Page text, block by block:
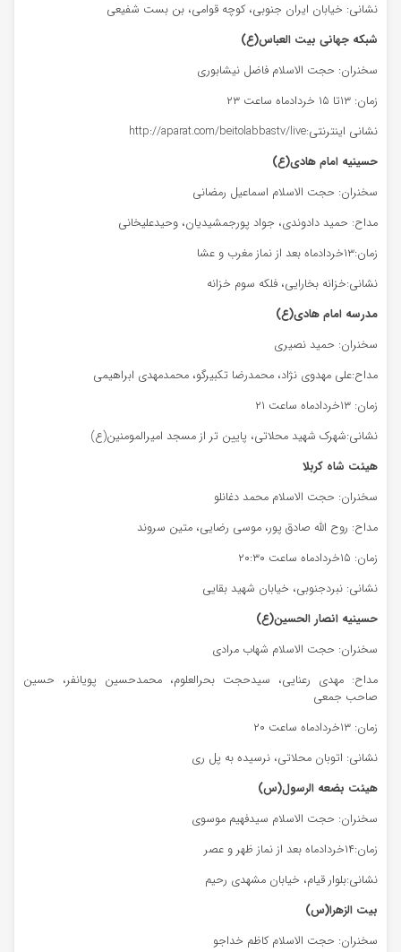
نشانی: خیابان ایران جنوبی، کوچه قوامی، بن بست شفیعی
شبکه جهانی بیت العباس(ع)
سخنران: حجت الاسلام فاضل نیشابوری
زمان: ۱۳تا ۱۵ خردادماه ساعت ۲۳
نشانی اینترنتی:http://aparat.com/beitolabbastv/live
حسینیه امام هادی(ع)
سخنران: حجت الاسلام اسماعیل رمضانی
مداح: حمید دادوندی، جواد پورجمشیدیان، وحیدعلیخانی
زمان:۱۳خردادماه بعد از نماز مغرب و عشا
نشانی:خزانه بخارایی، فلکه سوم خزانه
مدرسه امام هادی(ع)
سخنران: حمید نصیری
مداح:علی مهدوی نژاد، محمدرضا تکبیرگو، محمدمهدی ابراهیمی
زمان: ۱۳خردادماه ساعت ۲۱
نشانی:شهرک شهید محلاتی، پایین تر از مسجد امیرالمومنین(ع)
هیئت شاه کربلا
سخنران: حجت الاسلام محمد دغانلو
مداح: روح الله صادق پور، موسی رضایی، متین سروند
زمان: ۱۵خردادماه ساعت ۲۰:۳۰
نشانی: نبردجنوبی، خیابان شهید بقایی
حسینیه انصار الحسین(ع)
سخنران: حجت الاسلام شهاب مرادی
مداح: مهدی رعنایی، سیدحجت بحرالعلوم، محمدحسین پویانفر، حسین
صاحب جمعی
زمان: ۱۳خردادماه ساعت ۲۰
نشانی: اتوبان محلاتی، نرسیده به پل ری
هیئت بضعه الرسول(س)
سخنران: حجت الاسلام سیدفهیم موسوی
زمان:۱۴خردادماه بعد از نماز ظهر و عصر
نشانی:بلوار قیام، خیابان مشهدی رحیم
بیت الزهرا(س)
سخنران: حجت الاسلام کاظم خداجو